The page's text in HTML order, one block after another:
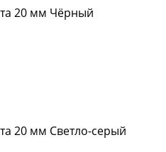
20 мм Чёрный
20 мм Светло-серый